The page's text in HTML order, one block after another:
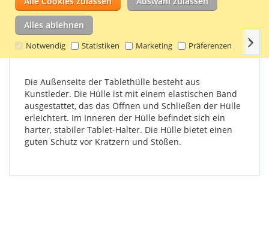
Alles ablehnen
Notwendig Statistiken Marketing Präferenzen
Galaxy Tab 3 7.0 Tablet. Farbe: Aquablau.
Einzelheiten Produkteigenschaften Bewertungen
Die Außenseite der Tablethülle besteht aus
Kunstleder. Die Hülle ist mit einem elastischen Band
ausgestattet, das das Öffnen und Schließen der Hülle
erleichtert. Im Inneren der Hülle befindet sich ein
harter, stabiler Tablet-Halter. Die Hülle bietet einen
guten Schutz vor Kratzern und Stößen.